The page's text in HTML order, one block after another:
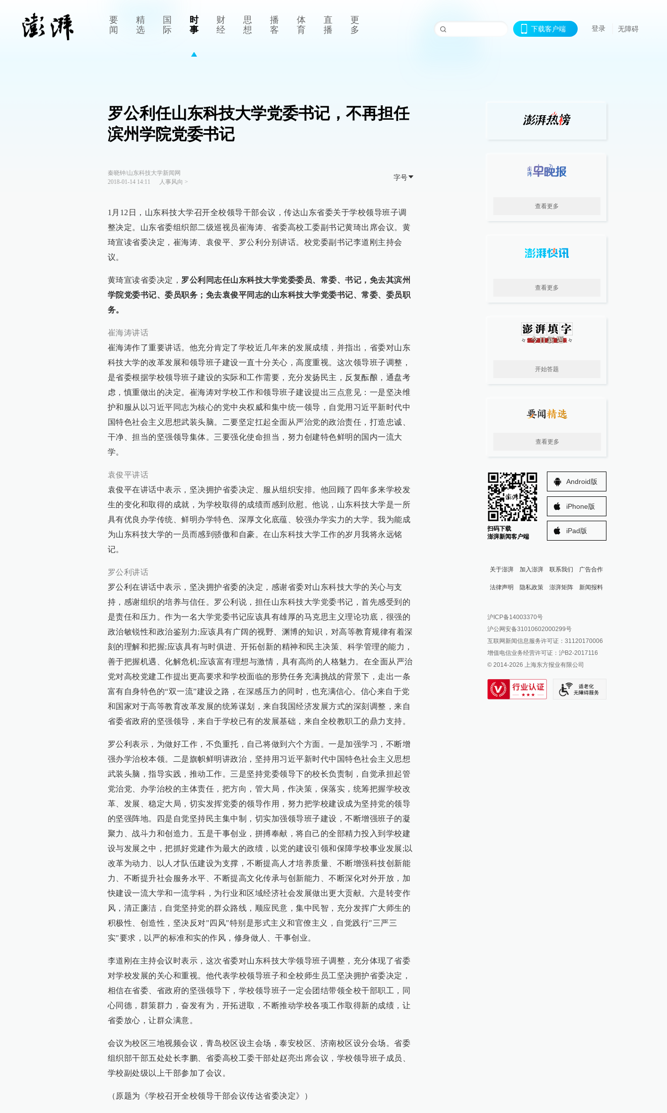
要
闻
精
选
国
际
时
事
财
经
思
想
播
客
体
育
直
播
更
多
下载客户端 登录 无障碍
罗公利任山东科技大学党委书记，不再担任
滨州学院党委书记
秦晓钟/山东科技大学新闻网
2018-01-14 14:11
人事风向 >
字号
1月12日，山东科技大学召开全校领导干部会议，传达山东省委关于学校领导班子调
整决定。山东省委组织部二级巡视员崔海涛、省委高校工委副书记黄琦出席会议。黄
琦宣读省委决定，崔海涛、袁俊平、罗公利分别讲话。校党委副书记李道刚主持会
议。
黄琦宣读省委决定， 罗公利同志任山东科技大学党委委员、常委、书记，免去其滨州
学院党委书记、委员职务；免去袁俊平同志的山东科技大学党委书记、常委、委员职
务。
崔海涛讲话
崔海涛作了重要讲话。他充分肯定了学校近几年来的发展成绩，并指出，省委对山东
科技大学的改革发展和领导班子建设一直十分关心，高度重视。这次领导班子调整，
是省委根据学校领导班子建设的实际和工作需要，充分发扬民主，反复酝酿，通盘考
虑，慎重做出的决定。崔海涛对学校工作和领导班子建设提出三点意见：一是坚决维
护和服从以习近平同志为核心的党中央权威和集中统一领导，自觉用习近平新时代中
国特色社会主义思想武装头脑。二要坚定扛起全面从严治党的政治责任，打造忠诚、
干净、担当的坚强领导集体。三要强化使命担当，努力创建特色鲜明的国内一流大
学。
袁俊平讲话
袁俊平在讲话中表示，坚决拥护省委决定、服从组织安排。他回顾了四年多来学校发
生的变化和取得的成就，为学校取得的成绩而感到欣慰。他说，山东科技大学是一所
具有优良办学传统、鲜明办学特色、深厚文化底蕴、较强办学实力的大学。我为能成
为山东科技大学的一员而感到骄傲和自豪。在山东科技大学工作的岁月我将永远铭
记。
罗公利讲话
罗公利在讲话中表示，坚决拥护省委的决定，感谢省委对山东科技大学的关心与支
持，感谢组织的培养与信任。罗公利说，担任山东科技大学党委书记，首先感受到的
是责任和压力。作为一名大学党委书记应该具有雄厚的马克思主义理论功底，很强的
政治敏锐性和政治鉴别力;应该具有广阔的视野、渊博的知识，对高等教育规律有着深
刻的理解和把握;应该具有与时俱进、开拓创新的精神和民主决策、科学管理的能力，
善于把握机遇、化解危机;应该富有理想与激情，具有高尚的人格魅力。在全面从严治
党对高校党建工作提出更高要求和学校面临的形势任务充满挑战的背景下，走出一条
富有自身特色的“双一流”建设之路，在深感压力的同时，也充满信心。信心来自于党
和国家对于高等教育改革发展的统筹谋划，来自我国经济发展方式的深刻调整，来自
省委省政府的坚强领导，来自于学校已有的发展基础，来自全校教职工的鼎力支持。
罗公利表示，为做好工作，不负重托，自己将做到六个方面。一是加强学习，不断增
强办学治校本领。二是旗帜鲜明讲政治，坚持用习近平新时代中国特色社会主义思想
武装头脑，指导实践，推动工作。三是坚持党委领导下的校长负责制，自觉承担起管
党治党、办学治校的主体责任，把方向，管大局，作决策，保落实，统筹把握学校改
革、发展、稳定大局，切实发挥党委的领导作用，努力把学校建设成为坚持党的领导
的坚强阵地。四是自觉坚持民主集中制，切实加强领导班子建设，不断增强班子的凝
聚力、战斗力和创造力。五是干事创业，拼搏奉献，将自己的全部精力投入到学校建
设与发展之中，把抓好党建作为最大的政绩，以党的建设引领和保障学校事业发展;以
改革为动力、以人才队伍建设为支撑，不断提高人才培养质量、不断增强科技创新能
力、不断提升社会服务水平、不断提高文化传承与创新能力、不断深化对外开放，加
快建设一流大学和一流学科，为行业和区域经济社会发展做出更大贡献。六是转变作
风，清正廉洁，自觉坚持党的群众路线，顺应民意，集中民智，充分发挥广大师生的
积极性、创造性，坚决反对"四风"特别是形式主义和官僚主义，自觉践行"三严三
实"要求，以严的标准和实的作风，修身做人、干事创业。
李道刚在主持会议时表示，这次省委对山东科技大学领导班子调整，充分体现了省委
对学校发展的关心和重视。他代表学校领导班子和全校师生员工坚决拥护省委决定，
相信在省委、省政府的坚强领导下，学校领导班子一定会团结带领全校干部职工，同
心同德，群策群力，奋发有为，开拓进取，不断推动学校各项工作取得新的成绩，让
省委放心，让群众满意。
会议为校区三地视频会议，青岛校区设主会场，泰安校区、济南校区设分会场。省委
组织部干部五处处长李鹏、省委高校工委干部处赵亮出席会议，学校领导班子成员、
学校副处级以上干部参加了会议。
（原题为《学校召开全校领导干部会议传达省委决定》）
查看更多
查看更多
开始答题
查看更多
扫码下载
澎湃新闻客户端
Android版
iPhone版
iPad版
关于澎湃 加入澎湃 联系我们 广告合作
法律声明 隐私政策 澎湃矩阵
澎湃新闻公众号
澎湃新闻抖音号
派生万物开放平台
IP SHANGHAI
SIXTH TONE
新闻报料
报料邮箱: news@thepaper.cn
沪ICP备14003370号
沪公网安备31010602000299号
互联网新闻信息服务许可证：31120170006
增值电信业务经营许可证：沪B2-2017116
© 2014-2026 上海东方报业有限公司